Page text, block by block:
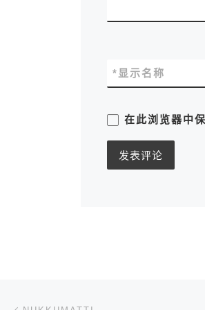
显示名称
*
在此浏览器中
文章导航